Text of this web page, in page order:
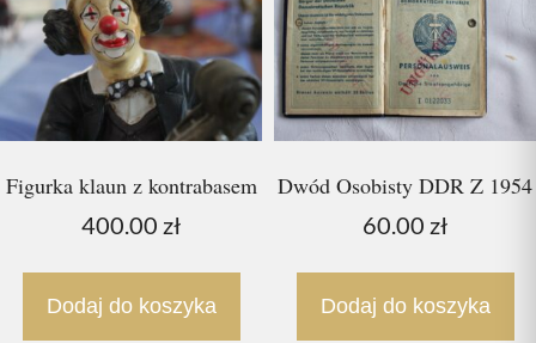
Figurka klaun z kontrabasem
400.00 zł
Dodaj do koszyka
Dwód Osobisty DDR Z 1954
60.00 zł
Dodaj do koszyka